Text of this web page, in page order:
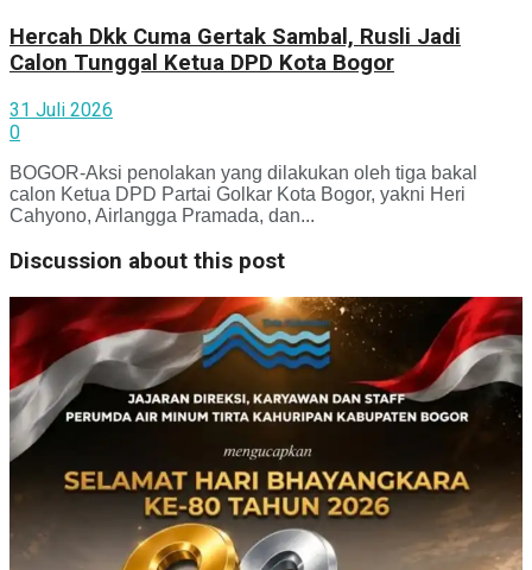
Hercah Dkk Cuma Gertak Sambal, Rusli Jadi
Calon Tunggal Ketua DPD Kota Bogor
31 Juli 2026
0
BOGOR-Aksi penolakan yang dilakukan oleh tiga bakal
calon Ketua DPD Partai Golkar Kota Bogor, yakni Heri
Cahyono, Airlangga Pramada, dan...
Discussion about this post